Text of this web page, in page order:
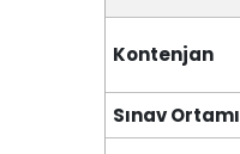
Kontenjan
Sınav Ortamı